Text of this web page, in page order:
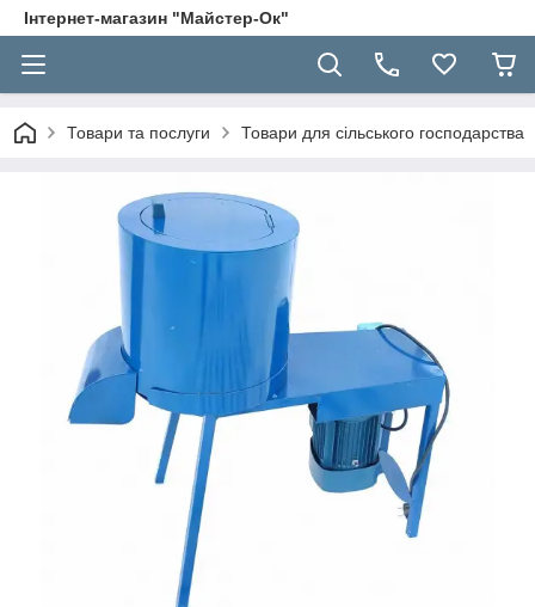
Інтернет-магазин "Майстер-Ок"
Товари та послуги Товари для сільського господарства